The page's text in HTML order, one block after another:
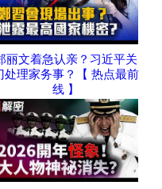
丽文着急认亲？习近平关
处理家务事？【 热点最前
线 】